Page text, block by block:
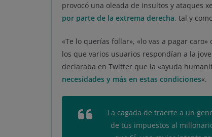
provocó una oleada de insultos y ataques
por parte de la extrema derecha, tal y
«Te lo querías follar», «lo vas a pagar
los que varios usuarios respondían a la
declaraba en Twitter que la «ayuda
necesidades y más en estas condiciones«.
La cagada de traerte a un
de tus impuestos al